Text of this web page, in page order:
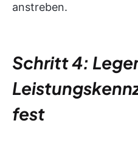
anstreben.
Schritt 4:
fest